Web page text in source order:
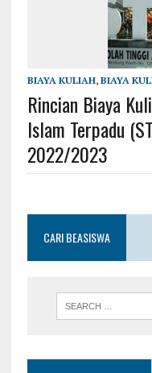
BIAYA KULIAH, BIAYA
Rincian Biaya
Islam Terpadu
2022/2023
CARI BEASISWA